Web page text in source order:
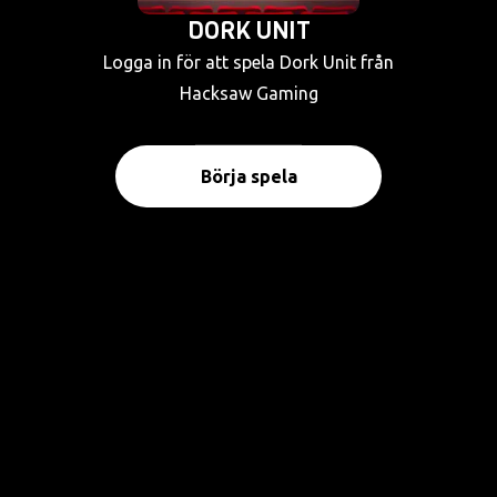
DORK UNIT
Logga in för att spela Dork Unit från
Hacksaw Gaming
Börja spela